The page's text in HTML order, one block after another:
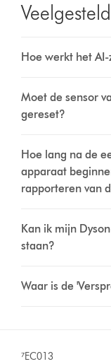
Hoe werkt het
Moet de sensor
gereset?
Hoe lang na de
apparaat
rapporteren van
Kan ik mijn
staan?
Waar is de
⁷EC013